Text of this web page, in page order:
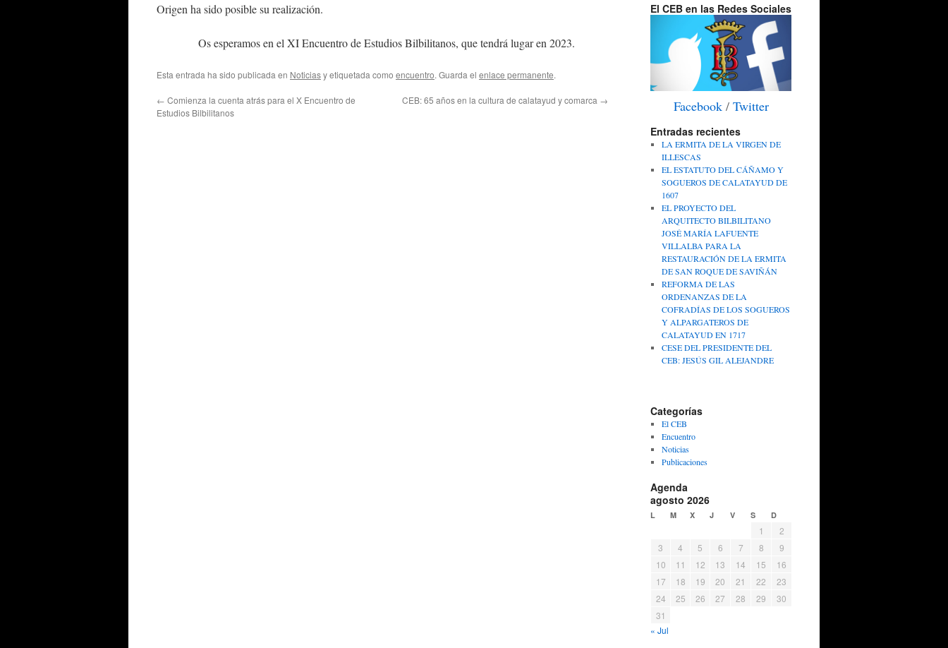
Origen ha sido posible su realización.
Os esperamos en el XI Encuentro de Estudios Bilbilitanos, que tendrá lugar en 2023.
Esta entrada ha sido publicada en Noticiasy etiquetada como encuentro. Guarda el enlace permanente.
← Comienza la cuenta atrás para el X Encuentro de
Estudios Bilbilitanos
CEB: 65 años en la cultura de calatayud y comarca →
El CEB en las Redes Sociales
Facebook/ Twitter
Entradas recientes
LA ERMITA DE LA VIRGEN DE
ILLESCAS
EL ESTATUTO DEL CÁÑAMO Y
SOGUEROS DE CALATAYUD DE
1607
EL PROYECTO DEL
ARQUITECTO BILBILITANO
JOSÉ MARÍA LAFUENTE
VILLALBA PARA LA
RESTAURACIÓN DE LA ERMITA
DE SAN ROQUE DE SAVIÑÁN
REFORMA DE LAS
ORDENANZAS DE LA
COFRADÍAS DE LOS SOGUEROS
Y ALPARGATEROS DE
CALATAYUD EN 1717
CESE DEL PRESIDENTE DEL
CEB: JESÚS GIL ALEJANDRE
Categorías
El CEB
Encuentro
Noticias
Publicaciones
Agenda
agosto 2026
L M X J V S D
1
2
3
4 5 6 7 8
9
10
11 12 13 14 15
16
17
18 19 20 21 22
23
24
25 26 27 28 29
30
31
« Jul